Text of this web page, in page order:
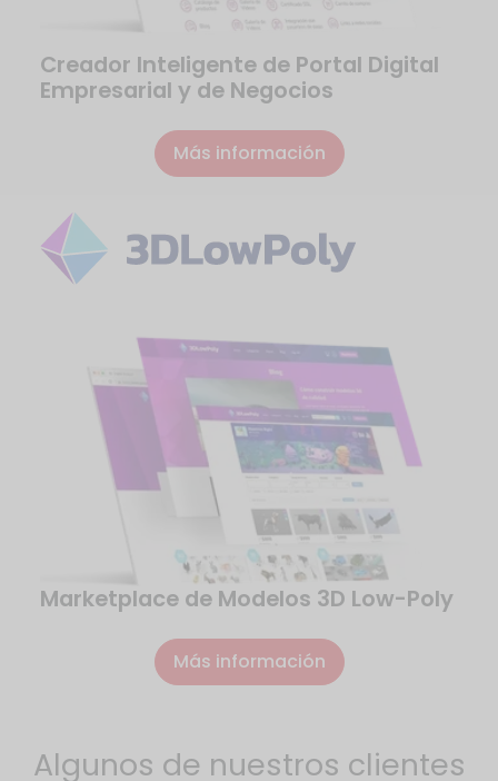
Creador Inteligente de Portal Digital
Empresarial y de Negocios
Más información
Marketplace de Modelos 3D Low-Poly
Más información
Algunos de nuestros clientes